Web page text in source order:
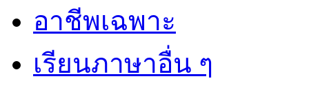
อาชีพเฉพาะ
เรียนภาษาอื่น ๆ